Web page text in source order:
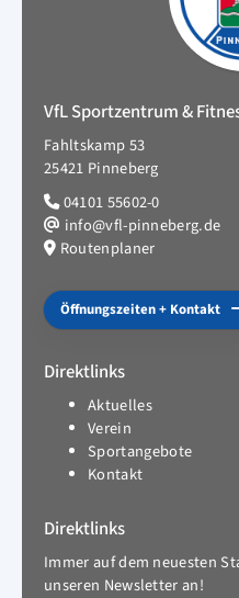
VfL Sportzentrum &
Fahltskamp 53
25421 Pinneberg
04101 55602-0
info@vfl-pinneberg.de
Routenplaner
Öffnungszeiten + Kontakt
Direktlinks
Aktuelles
Verein
Sportangebote
Kontakt
Direktlinks
Immer auf dem neuesten
unseren Newsletter an!